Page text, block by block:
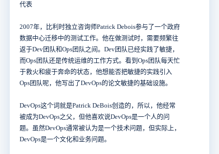
代表
2007年，比利时独立咨询师Patrick Debois参与了一个政府
数据中心迁移中的测试工作。他在做测试时，需要频繁往
返于Dev团队和Ops团队之间。Dev团队已经实践了敏捷，
而Ops团队还是传统运维的工作方式。看到Ops团队每天忙
于救火和疲于奔命的状态，他想能否把敏捷的实践引入
Ops团队呢，他写出了DevOps的论文敏捷的基础设施。
DevOps这个词就是Patrick DeBois创造的，所以，他经常
被成为DevOps之父，但他喜欢说DevOps是一个人的问
题。虽然DevOps通常被认为是一个技术问题，但实际上，
DevOps是一个文化和业务问题。